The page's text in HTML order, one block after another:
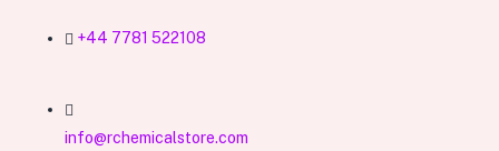
+44 7781 522108
info@rchemicalstore.com